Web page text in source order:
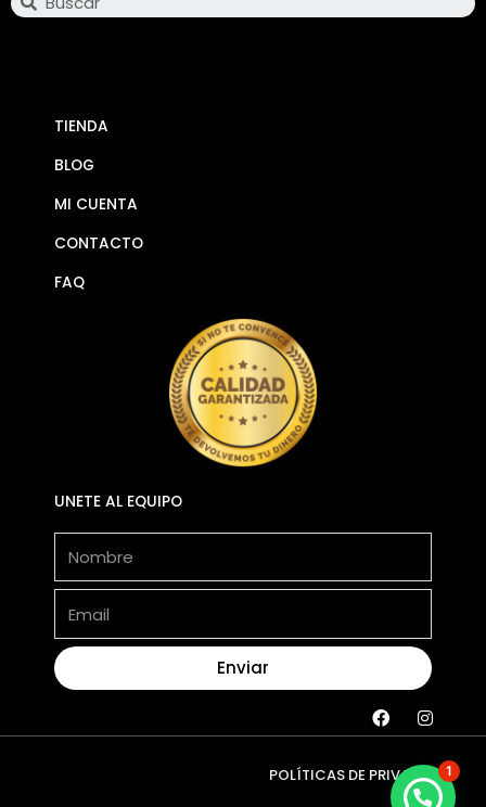
TIENDA
BLOG
MI CUENTA
CONTACTO
FAQ
UNETE AL EQUIPO
Enviar
F
a
c
b
I
n
s
t
a
g
POLÍTICAS DE PRIVACIDAD
1